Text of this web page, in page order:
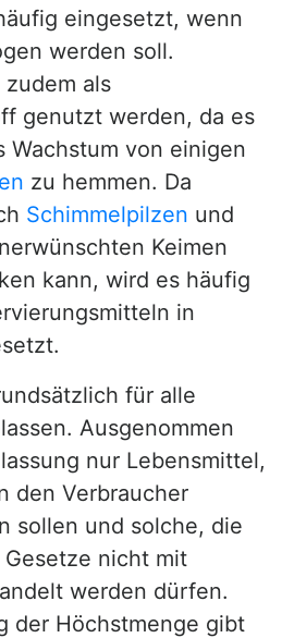
eingesetzt, wenn
werden soll.
als
genutzt werden, da es
Wachstum von einigen
zu hemmen. Da
Schimmelpilzen und
Keimen
kann, wird es häufig
in
für alle
Ausgenommen
nur Lebensmittel,
den Verbraucher
sollen und solche, die
nicht mit
werden dürfen.
der Höchstmenge gibt